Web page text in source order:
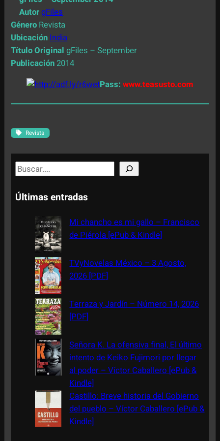
AutorgFiles
Género Revista
Ubicación India
Título OriginalgFiles – September
Publicación 2014
Pass: www.teasusto.com
Revista
S
e
a
Últimas entradas
Mi chancho es mi gallo – Francisco
de Piérola [ePub & Kindle]
TVyNovelas México – 3 Agosto,
2026 [PDF]
Terraza y Jardín – Número 14, 2026
[PDF]
Señora K. La ofensiva final, El último
intento de Keiko Fujimori por llegar
al poder – Víctor Caballero [ePub &
Kindle]
Castillo: Breve historia del Gobierno
del pueblo – Víctor Caballero [ePub &
Kindle]